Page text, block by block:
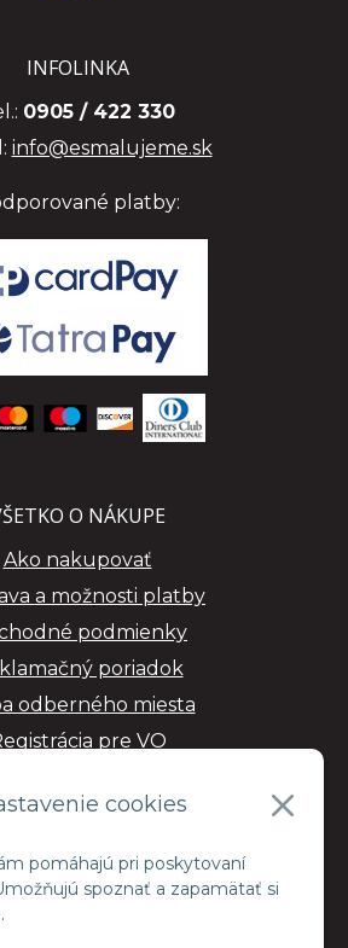
cookies
pomáhajú pri poskytovaní
spoznať a zapamätať si
INFOLINKA
0905 / 422 330
info@esmalujeme.sk
platby:
O NÁKUPE
Ako nakupovať
a možnosti platby
podmienky
poriadok
odberného miesta
pre VO